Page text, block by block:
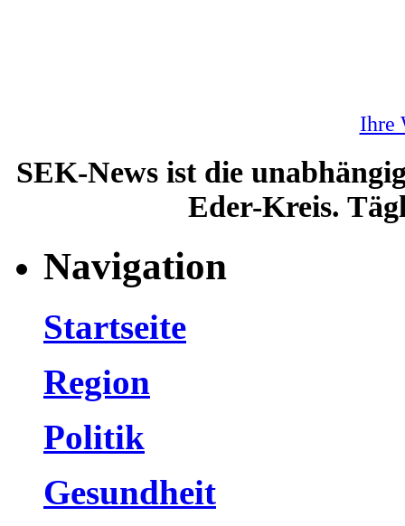
Ihre
SEK-News ist die
Eder-Kreis.
Navigation
Startseite
Region
Politik
Gesundheit